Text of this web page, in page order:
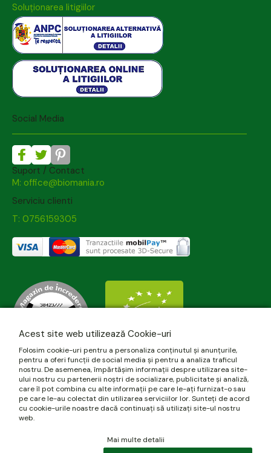
Soluționarea litigiilor
Social Media
Suport / Contact
M: office@biomania.ro
Serviciu clienti
T: 0756159305
Acest site web utilizează Cookie-uri
Folosim cookie-uri pentru a personaliza conținutul și anunțurile,
pentru a oferi funcții de social media și pentru a analiza traficul
nostru. De asemenea, împărtășim informații despre utilizarea site-
ului nostru cu partenerii noștri de socializare, publicitate și analiză,
care îl pot combina cu alte informații pe care le-ați furnizat-o sau
pe care le-au colectat din utilizarea serviciilor lor. Sunteți de acord
cu cookie-urile noastre dacă continuați să utilizați site-ul nostru
web.
Mai multe detalii
© 2026 biomania.ro | Powered by